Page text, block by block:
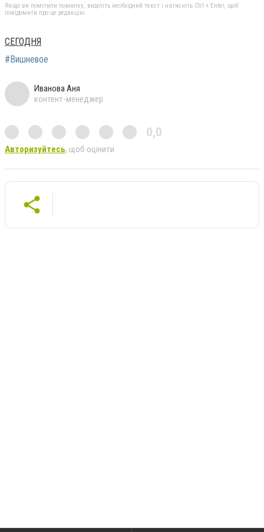
Якщо ви помітили помилку, виділіть необхідний текст і натисніть Ctrl + Enter, щоб
повідомити про це редакцію
СЕГОДНЯ
#Вишневое
Иванова Аня
контент-менеджер
0,0
Авторизуйтесь, щоб оцінити